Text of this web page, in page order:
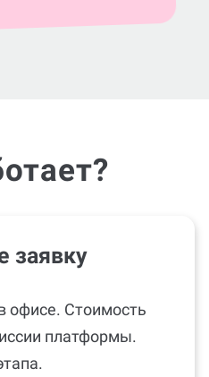
заявку
офисе. Стоимость
платформы.